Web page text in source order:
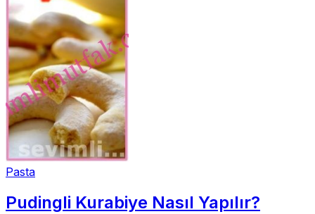
Pasta
Pudingli Kurabiye Nasıl Yapılır?